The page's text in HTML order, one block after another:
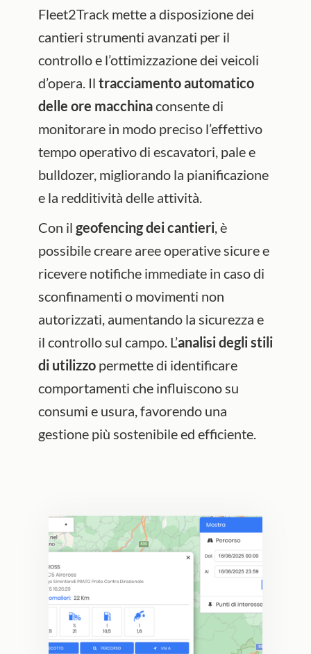
Fleet2Track mette a disposizione dei
cantieri strumenti avanzati per il
controllo e l’ottimizzazione dei veicoli
d’opera. Il tracciamento automatico
delle ore macchinaconsente di
monitorare in modo preciso l’effettivo
tempo operativo di escavatori, pale e
bulldozer, migliorando la pianificazione
e la redditività delle attività.
Con il geofencing dei cantieri, è
possibile creare aree operative sicure e
ricevere notifiche immediate in caso di
sconfinamenti o movimenti non
autorizzati, aumentando la sicurezza e
il controllo sul campo. L’analisi degli stili
di utilizzo permette di identificare
comportamenti che influiscono su
consumi e usura, favorendo una
gestione più sostenibile ed efficiente.